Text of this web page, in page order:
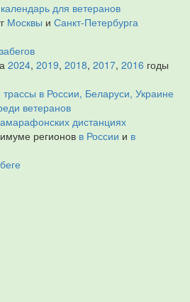
календарь для ветеранов
Москвы и Санкт-Петербурга
2024, 2019, 2018, 2017, 2016 годы
в России, Беларуси, Украине
ветеранов
дистанциях
регионов в России и в